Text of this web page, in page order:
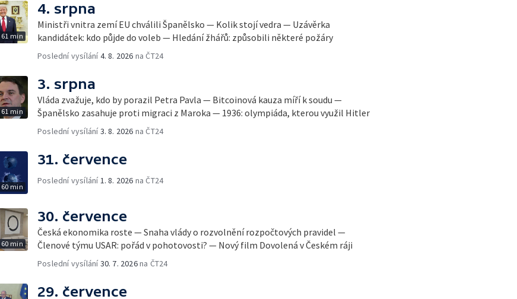
61 min
4. srpna
Ministři vnitra zemí EU chválili Španělsko — Kolik stojí vedra — Uzávěrka
kandidátek: kdo půjde do voleb — Hledání žhářů: způsobili některé požáry
Poslední vysílání4. 8. 2026 na ČT24
61 min
3. srpna
Vláda zvažuje, kdo by porazil Petra Pavla — Bitcoinová kauza míří k soudu —
Španělsko zasahuje proti migraci z Maroka — 1936: olympiáda, kterou využil Hitler
Poslední vysílání3. 8. 2026 na ČT24
60 min
31. července
Poslední vysílání1. 8. 2026 na ČT24
60 min
30. července
Česká ekonomika roste — Snaha vlády o rozvolnění rozpočtových pravidel —
Členové týmu USAR: pořád v pohotovosti? — Nový film Dovolená v Českém ráji
Poslední vysílání30. 7. 2026na ČT24
29. července